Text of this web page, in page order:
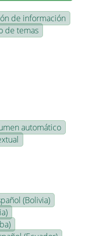
de información
de temas
automático
(Bolivia)